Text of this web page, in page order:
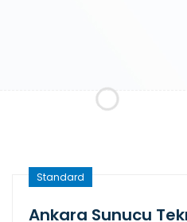
Standard
Ankara Sunucu